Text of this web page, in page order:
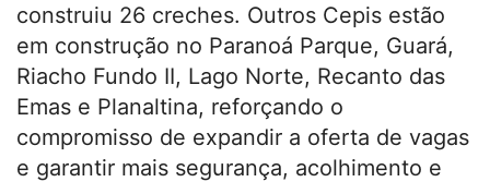
construiu 26 creches. Outros Cepis estão
em construção no Paranoá Parque, Guará,
Riacho Fundo II, Lago Norte, Recanto das
Emas e Planaltina, reforçando o
compromisso de expandir a oferta de vagas
e garantir mais segurança, acolhimento e